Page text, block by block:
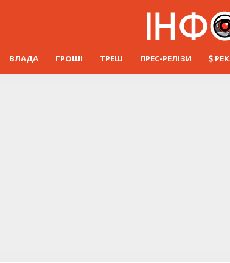
ВЛАДА ГРОШІ ТРЕШ ПРЕС-РЕЛІЗИ